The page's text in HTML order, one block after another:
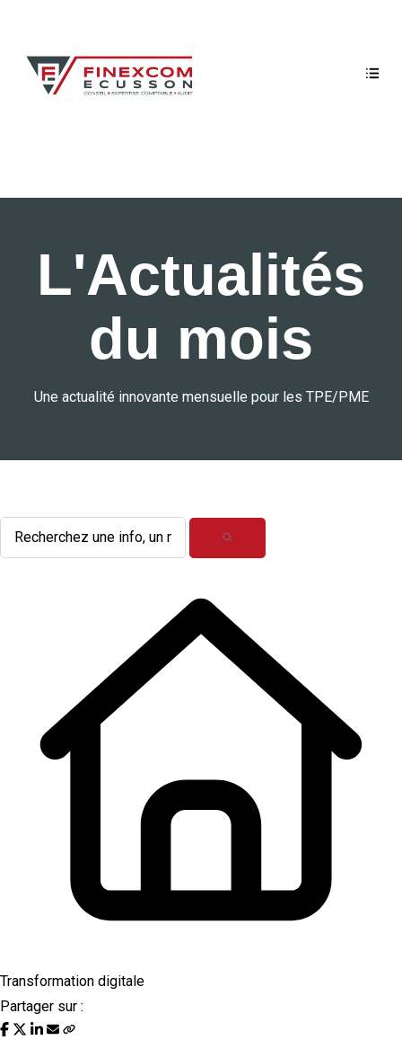
L'Actualités
du mois
Une actualité innovante mensuelle pour les TPE/PME
Transformation digitale
Partager sur :